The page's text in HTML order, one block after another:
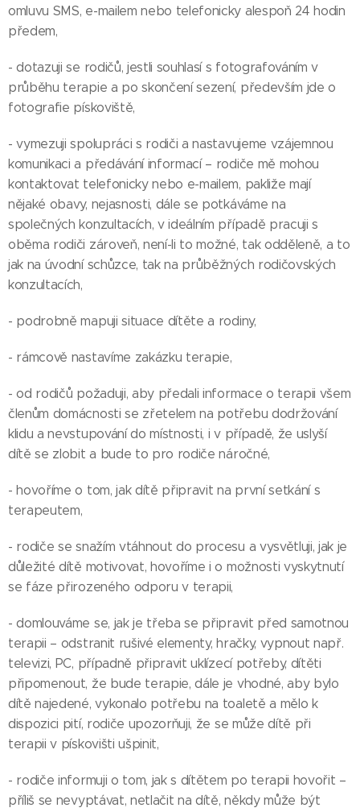
omluvu SMS, e-mailem nebo telefonicky alespoň 24 hodin
předem,
- dotazuji se rodičů, jestli souhlasí s fotografováním v
průběhu terapie a po skončení sezení, především jde o
fotografie pískoviště,
- vymezuji spolupráci s rodiči a nastavujeme vzájemnou
komunikaci a předávání informací – rodiče mě mohou
kontaktovat telefonicky nebo e-mailem, pakliže mají
nějaké obavy, nejasnosti, dále se potkáváme na
společných konzultacích, v ideálním případě pracuji s
oběma rodiči zároveň, není-li to možné, tak odděleně, a to
jak na úvodní schůzce, tak na průběžných rodičovských
konzultacích,
- podrobně mapuji situace dítěte a rodiny,
- rámcově nastavíme zakázku terapie,
- od rodičů požaduji, aby předali informace o terapii všem
členům domácnosti se zřetelem na potřebu dodržování
klidu a nevstupování do místnosti, i v případě, že uslyší
dítě se zlobit a bude to pro rodiče náročné,
- hovoříme o tom, jak dítě připravit na první setkání s
terapeutem,
- rodiče se snažím vtáhnout do procesu a vysvětluji, jak je
důležité dítě motivovat, hovoříme i o možnosti vyskytnutí
se fáze přirozeného odporu v terapii,
- domlouváme se, jak je třeba se připravit před samotnou
terapii – odstranit rušivé elementy, hračky, vypnout např.
televizi, PC, případně připravit uklízecí potřeby, dítěti
připomenout, že bude terapie, dále je vhodné, aby bylo
dítě najedené, vykonalo potřebu na toaletě a mělo k
dispozici pití, rodiče upozorňuji, že se může dítě při
terapii v pískovišti ušpinit,
- rodiče informuji o tom, jak s dítětem po terapii hovořit –
příliš se nevyptávat, netlačit na dítě, někdy může být